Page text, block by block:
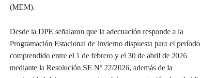
(MEM).
Desde la DPE señalaron que la adecuación responde a la
Programación Estacional de Invierno dispuesta para el período
comprendido entre el 1 de febrero y el 30 de abril de 2026
mediante la Resolución SE Nº 22/2026, además de la